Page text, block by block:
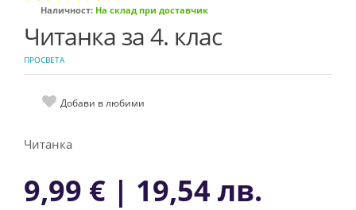
Наличност: На склад при доставчик
Читанка за 4. клас
ПРОСВЕТА
Добави в любими
Читанка
9,99 € | 19,54 лв.